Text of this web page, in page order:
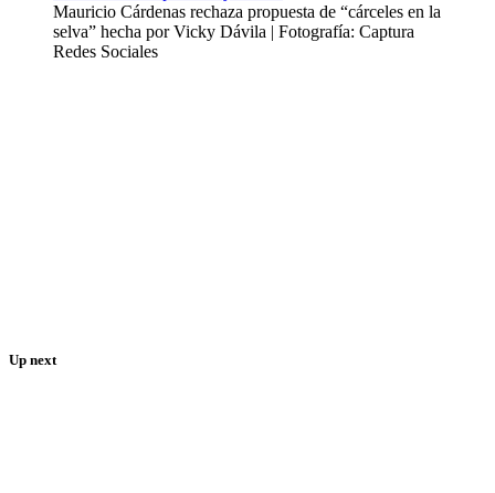
Mauricio Cárdenas rechaza propuesta de “cárceles en la
selva” hecha por Vicky Dávila | Fotografía: Captura
Redes Sociales
Up next